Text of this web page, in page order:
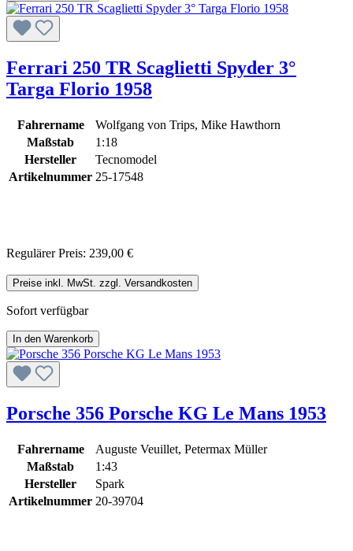
Ferrari 250 TR Scaglietti Spyder 3°
Targa Florio 1958
Fahrername
Wolfgang von Trips, Mike Hawthorn
Maßstab
1:18
Hersteller
Tecnomodel
Artikelnummer 25-17548
Regulärer Preis: 239,00 €
Preise inkl. MwSt. zzgl. Versandkosten
Sofort verfügbar
In den Warenkorb
Porsche 356 Porsche KG Le Mans 1953
Fahrername
Auguste Veuillet, Petermax Müller
Maßstab
1:43
Hersteller
Spark
Artikelnummer 20-39704